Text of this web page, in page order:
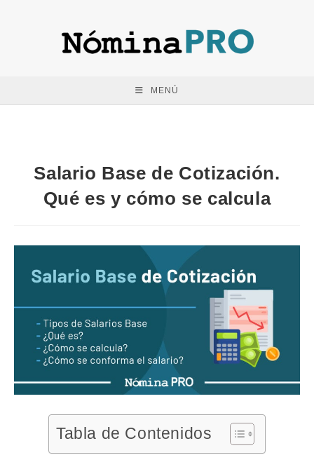
MENÚ
Salario Base de Cotización.
Qué es y cómo se calcula
Tabla de Contenidos